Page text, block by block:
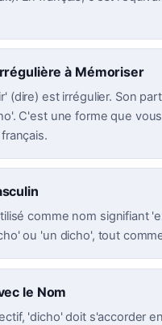
à Mémoriser
(dire) est irrégulier. Son
C'est une forme que
comme nom signifiant
ou 'un dicho', tout
le Nom
'dicho' doit s'accorder